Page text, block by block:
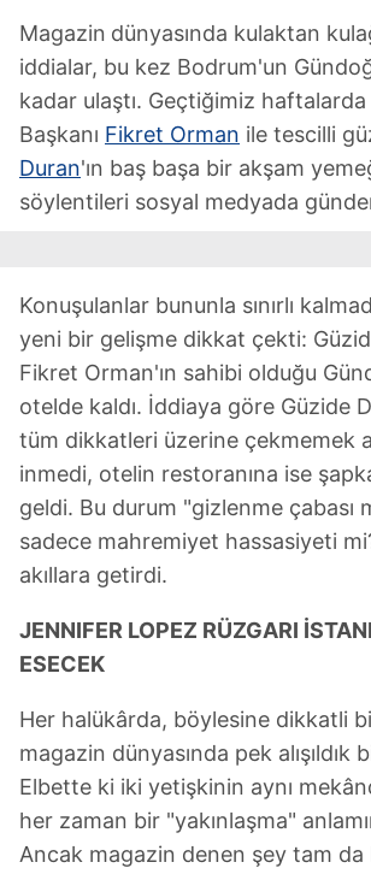
Magazin dünyasında kulaktan
iddialar, bu kez Bodrum'un
kadar ulaştı. Geçtiğimiz
Başkanı Fikret Orman ile tescilli
Duran'ın baş başa bir akşam
söylentileri sosyal medyada
Konuşulanlar bununla sınırlı
yeni bir gelişme dikkat çekti:
Fikret Orman'ın sahibi olduğu
otelde kaldı. İddiaya göre Güzide
tüm dikkatleri üzerine çekmemek
inmedi, otelin restoranına ise
geldi. Bu durum "gizlenme çabası
sadece mahremiyet hassasiyeti
akıllara getirdi.
JENNIFER LOPEZ RÜZGARI
ESECEK
Her halükârda, böylesine dikkatli
magazin dünyasında pek alışıldık
Elbette ki iki yetişkinin aynı
her zaman bir "yakınlaşma"
Ancak magazin denen şey tam